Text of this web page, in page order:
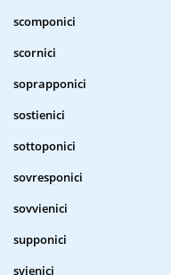
scomponici
scornici
soprapponici
sostienici
sottoponici
sovresponici
sovvienici
supponici
svienici